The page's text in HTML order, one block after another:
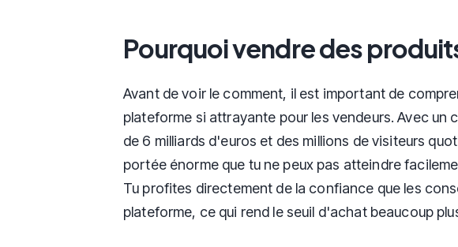
Pourquoi vendre des
Avant de voir le comment, il est important de
plateforme si attrayante pour les vendeurs. Avec un
de 6 milliards d'euros et des millions de visiteurs
portée énorme que tu ne peux pas atteindre
Tu profites directement de la confiance que les
plateforme, ce qui rend le seuil d'achat beaucoup